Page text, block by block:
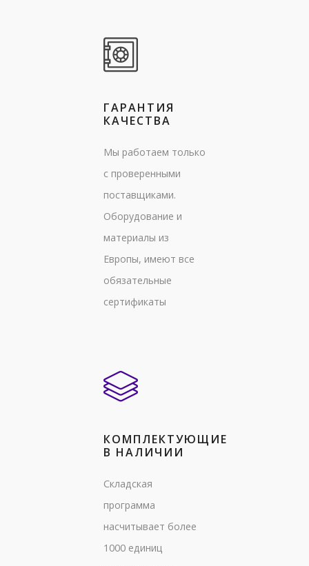
ГАРАНТИЯ
КАЧЕСТВА
Мы работаем только
с проверенными
поставщиками.
Оборудование и
материалы из
Европы, имеют все
обязательные
сертификаты
КОМПЛЕКТУЮЩИЕ
В НАЛИЧИИ
Складская
программа
насчитывает более
1000 единиц